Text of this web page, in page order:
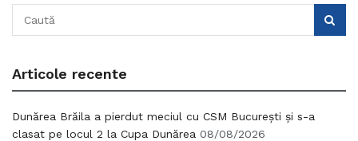
Articole recente
Dunărea Brăila a pierdut meciul cu CSM București și s-a
clasat pe locul 2 la Cupa Dunărea 08/08/2026